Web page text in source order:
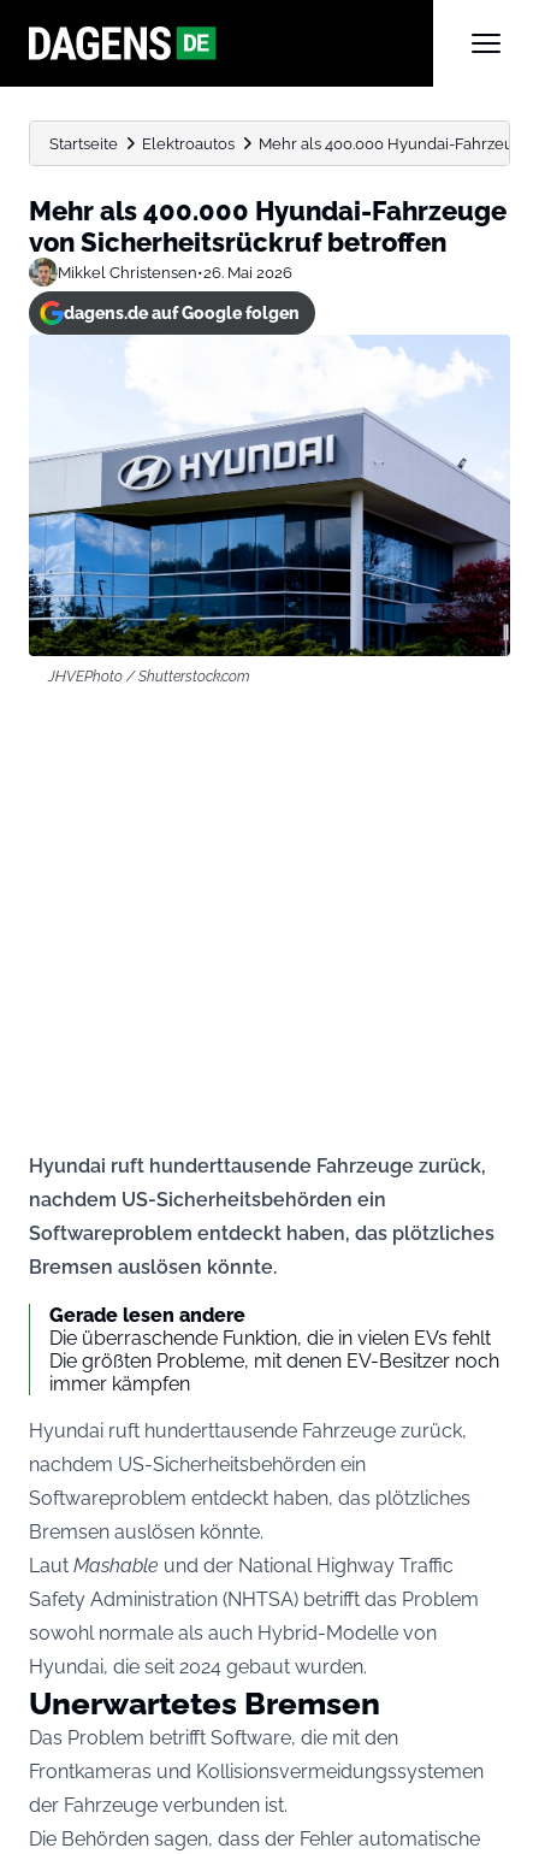
Startseite Elektroautos Mehr als 400.000 Hyundai-
Mehr als 400.000 Hyundai-Fahrzeuge
von Sicherheitsrückruf betroffen
Mikkel Christensen•26. Mai 2026
dagens.de auf Google folgen
JHVEPhoto / Shutterstock.com
Hyundai ruft hunderttausende Fahrzeuge zurück,
nachdem US-Sicherheitsbehörden ein
Softwareproblem entdeckt haben, das plötzliches
Bremsen auslösen könnte.
Gerade lesen andere
Die überraschende Funktion, die in vielen EVs fehlt
Die größten Probleme, mit denen EV-Besitzer noch
immer kämpfen
Hyundai ruft hunderttausende Fahrzeuge zurück,
nachdem US-Sicherheitsbehörden ein
Softwareproblem entdeckt haben, das plötzliches
Bremsen auslösen könnte.
Laut Mashable und der National Highway Traffic
Safety Administration (NHTSA) betrifft das Problem
sowohl normale als auch Hybrid-Modelle von
Hyundai, die seit 2024 gebaut wurden.
Unerwartetes Bremsen
Das Problem betrifft Software, die mit den
Frontkameras und Kollisionsvermeidungssystemen
der Fahrzeuge verbunden ist.
Die Behörden sagen, dass der Fehler automatische